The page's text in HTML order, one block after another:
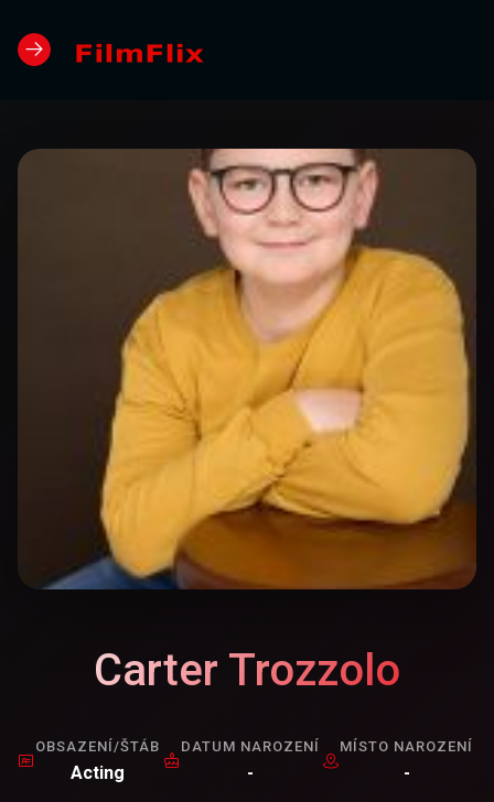
Carter Trozzolo
OBSAZENÍ/ŠTÁB
Acting
DATUM NAROZENÍ
-
MÍSTO NAROZENÍ
-